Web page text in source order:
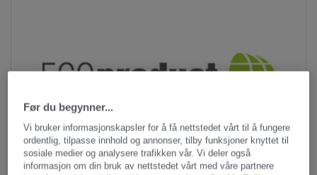
Før du begynner...
Vi bruker informasjonskapsler for å få nettstedet vårt til å fungere
ordentlig, tilpasse innhold og annonser, tilby funksjoner knyttet til
sosiale medier og analysere trafikken vår. Vi deler også
informasjon om din bruk av nettstedet vårt med våre partnere